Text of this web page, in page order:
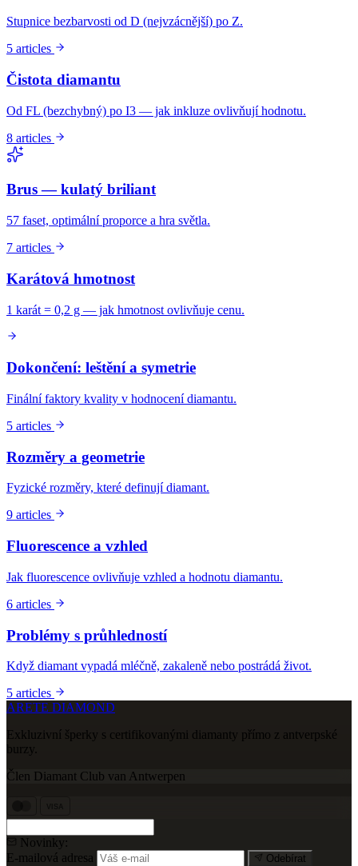
Stupnice bezbarvosti od D (nejvzácnější) po Z.
5 articles
Čistota diamantu
Od FL (bezchybný) po I3 — jak inkluze ovlivňují hodnotu.
8 articles
Brus — kulatý briliant
57 faset, optimální proporce a hra světla.
7 articles
Karátová hmotnost
1 karát = 0,2 g — jak hmotnost ovlivňuje cenu.
Dokončení: leštění a symetrie
Finální faktory kvality v hodnocení diamantu.
5 articles
Rozměry a geometrie
Fyzické rozměry, které definují diamant.
9 articles
Fluorescence a vzhled
Jak fluorescence ovlivňuje vzhled a hodnotu diamantu.
6 articles
Problémy s průhledností
Když diamant vypadá mléčně, zakaleně nebo postrádá život.
5 articles
ARETE DIAMOND
Exkluzivní šperky s certifikovanými diamanty přímo z antverpské
burzy.
Člen Diamant Club van Antwerpen
Novinky:
E-mailová adresa
Odebírat